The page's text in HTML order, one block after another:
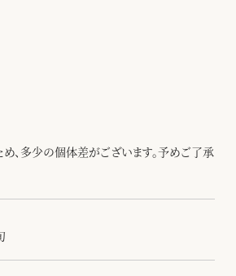
、多少の個体差がございます。予めご了承